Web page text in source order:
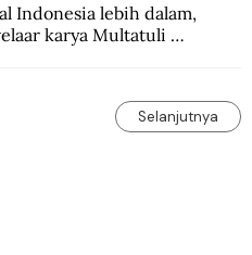
Indonesia lebih dalam,
karya Multatuli
Selanjutnya